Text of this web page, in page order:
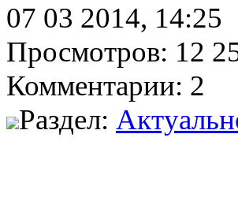
07 03 2014, 14:25
Просмотров: 12
Комментарии: 2
Раздел: